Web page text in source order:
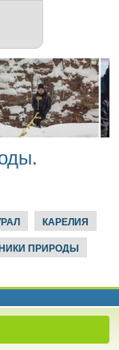
КАРЕЛИЯ
ПРИРОДЫ